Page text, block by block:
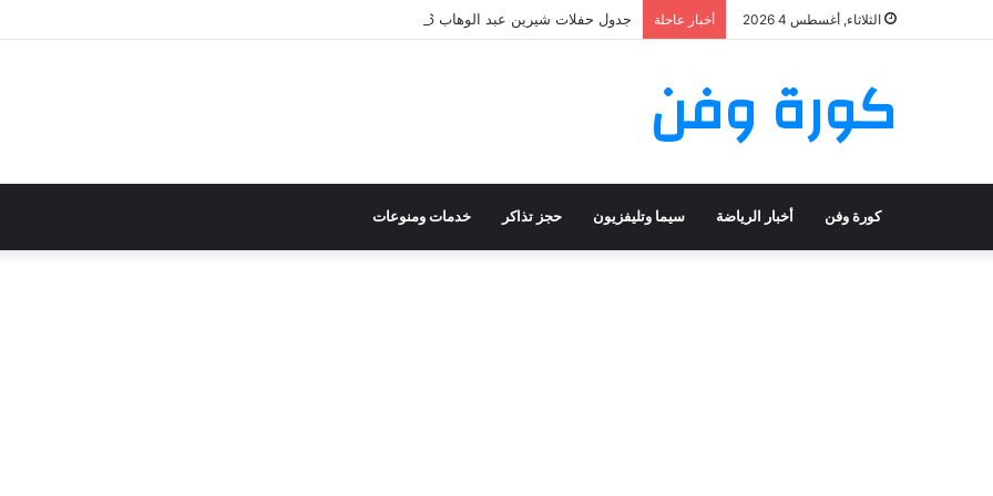
الثلاثاء, أغسطس 4 2026 أخبار عاجلة جدول حفلات شيرين عبد الوهاب 2026: تعرف على مواعيد وأماكن حفلات شيرين عبد الوهاب
كورة وفن
كورة وفن أخبار الرياضة سيما وتليفزيون حجز تذاكر خدمات ومنوعات